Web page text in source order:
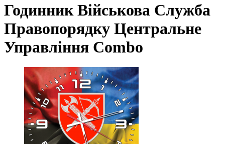
Годинник Військова Служба
Правопорядку Центральне
Управління Combo